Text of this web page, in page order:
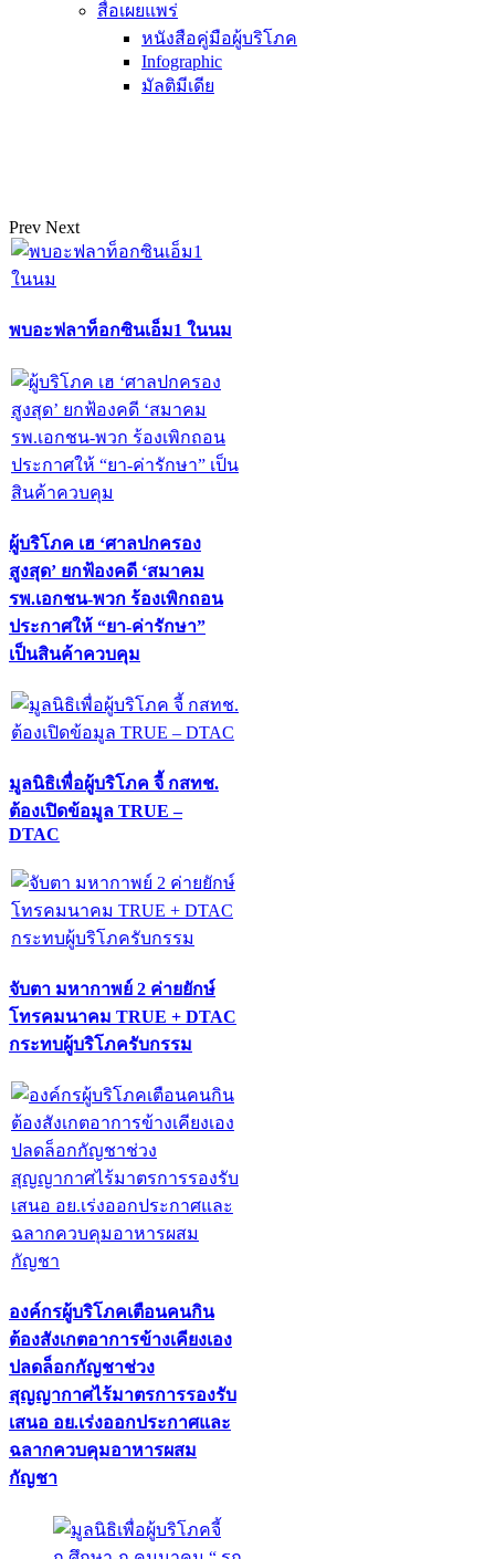
สื่อเผยแพร่
หนังสือคู่มือผู้บริโภค
Infographic
มัลติมีเดีย
Prev Next
พบอะฟลาท็อกซินเอ็ม1 ในนม
ผู้บริโภค เฮ ‘ศาลปกครอง
สูงสุด’ ยกฟ้องคดี ‘สมาคม
รพ.เอกชน-พวก ร้องเพิกถอน
ประกาศให้ “ยา-ค่ารักษา”
เป็นสินค้าควบคุม
มูลนิธิเพื่อผู้บริโภค จี้ กสทช.
ต้องเปิดข้อมูล TRUE –
DTAC
จับตา มหากาพย์ 2 ค่ายยักษ์
โทรคมนาคม TRUE + DTAC
กระทบผู้บริโภครับกรรม
องค์กรผู้บริโภคเตือนคนกิน
ต้องสังเกตอาการข้างเคียงเอง
ปลดล็อกกัญชาช่วง
สุญญากาศไร้มาตรการรองรับ
เสนอ อย.เร่งออกประกาศและ
ฉลากควบคุมอาหารผสม
กัญชา